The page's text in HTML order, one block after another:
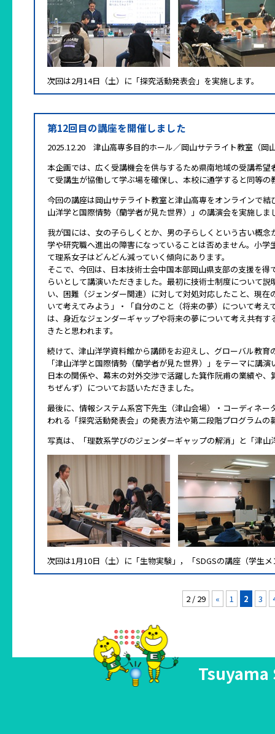
次回は2月14日（土）に「探究活動発表会」を実施します。
第12回目の講座を開催しました
2025.12.20 津山高専多目的ホール／岡山サテライト教室（岡
本企画では、広く受講機会を供与するため県南地域の受講希
て受講生が協働して学ぶ場を確保し、本校に通学すると同等の
今回の講座は岡山サテライト教室と津山高専をオンラインで
山洋学と国際情勢（蘭学者が見た世界）」の講演会を実施しま
我が国には、女の子らしくとか、男の子らしくという古い概
学や研究職へ進出の障害になっていることは否めません。小
て理系女子はどんどん減っていく傾向にあります。
そこで、今回は、日本技術士会中国本部岡山県支部の支援を
らいとして講演いただきました。最初に技術士制度について
い、困難（ジェンダー関連）に対して対処対応したこと、現
いて考えてみよう」・「自分のこと（将来の夢）について考
は、身近なジェンダーギャップや将来の夢について考え共有
きたと思われます。
続けて、津山洋学資料館から講師をお迎えし、グローバル教
「津山洋学と国際情勢（蘭学者が見た世界）」をテーマに講
日本の関係や、幕末の対外交渉で活躍した箕作阮甫の業績や
ちぜんず）についてお話いただきました。
最後に、情報システム系宮下先生（津山会場）・コーディネ
われる「探究活動発表会」の発表方法や第二段階プログラム
写真は、「理数系学びのジェンダーギャップの解消」と「津
次回は1月10日（土）に「生物実験」，「SDGSの講座（学生
2 / 29 « 1 2 3
Tsuyama